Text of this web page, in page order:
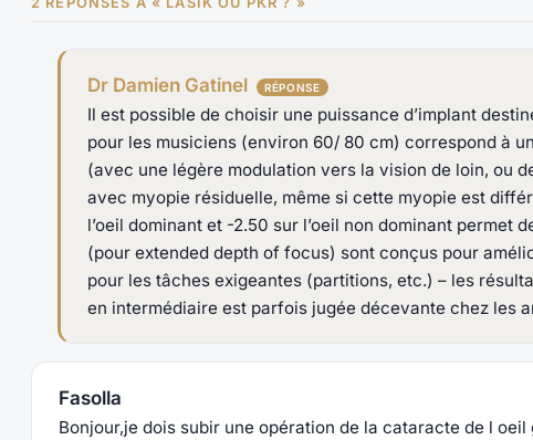
Dr Damien Gatinel
Il est possible de choisir une puissance d’implant
pour les musiciens (environ 60/ 80 cm) correspond à
(avec une légère modulation vers la vision de loin, ou
avec myopie résiduelle, même si cette myopie est
l’oeil dominant et -2.50 sur l’oeil non dominant
(pour extended depth of focus) sont conçus pour
pour les tâches exigeantes (partitions, etc.) – les
en intermédiaire est parfois jugée décevante chez les
Fasolla
Bonjour,je dois subir une opération de la cataracte de l